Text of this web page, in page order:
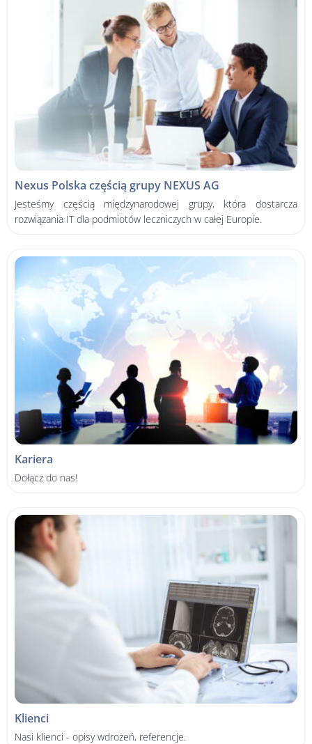
Nexus Polska częścią grupy NEXUS AG
Jesteśmy częścią międzynarodowej grupy, która dostarcza
rozwiązania IT dla podmiotów leczniczych w całej Europie.
Kariera
Dołącz do nas!
Klienci
Nasi klienci - opisy wdrożeń, referencje.